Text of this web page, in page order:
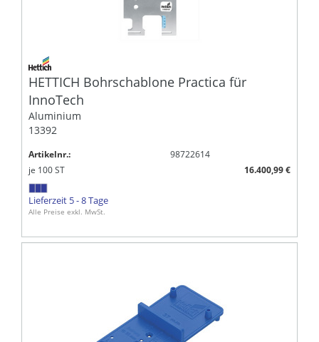
HETTICH Bohrschablone Practica für
InnoTech
Aluminium
13392
Artikelnr.:
98722614
je 100ST 16.400,99 €
Lieferzeit 5 - 8 Tage
Alle Preise exkl. MwSt.